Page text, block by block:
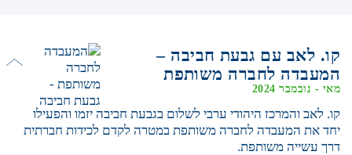
קו. לאב עם גבעת חביבה –
המעבדה לחברה משותפת
מאי - נובמבר 2024
קו. לאב והמרכז היהודי ערבי לשלום בגבעת חביבה יזמו והפעילו
יחד את המעבדה לחברה משותפת במטרה לקדם לכידות חברתית
דרך עשייה משותפת.